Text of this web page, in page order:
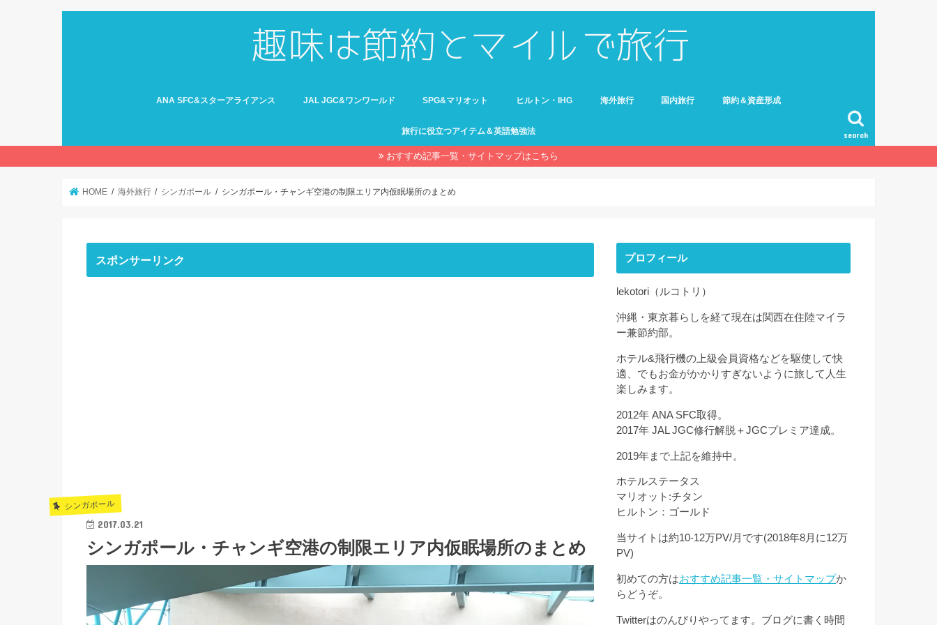
search
ANA SFC&スターアライアンス JAL JGC&ワンワールド SPG&マリオット ヒルトン・IHG 海外旅行 国内旅行 節約＆資産形成
旅行に役立つアイテム＆英語勉強法
おすすめ記事一覧・サイトマップはこちら
HOME 海外旅行 シンガポール シンガポール・チャンギ空港の制限エリア内仮眠場所のまとめ
スポンサーリンク
シンガポール
2017.03.21
シンガポール・チャンギ空港の制限エリア内仮眠場所のまとめ
プロフィール
lekotori（ルコトリ）
沖縄・東京暮らしを経て現在は関西在住陸マイラ
ー兼節約部。
ホテル&飛行機の上級会員資格などを駆使して快
適、でもお金がかかりすぎないように旅して人生
楽しみます。
2012年 ANA SFC取得。
2017年 JAL JGC修行解脱＋JGCプレミア達成。
2019年まで上記を維持中。
ホテルステータス
マリオット:チタン
ヒルトン：ゴールド
当サイトは約10-12万PV/月です(2018年8月に12万
PV)
初めての方はおすすめ記事一覧・サイトマップか
らどうぞ。
Twitterはのんびりやってます。ブログに書く時間